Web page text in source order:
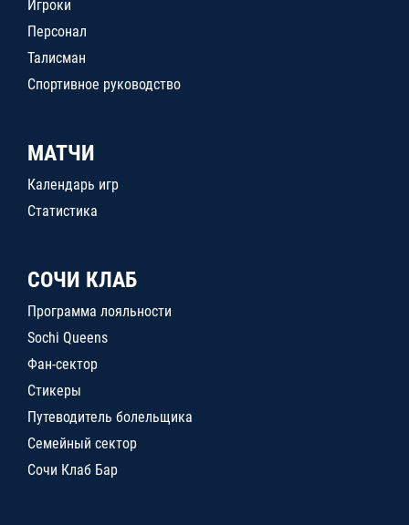
Игроки
Персонал
Талисман
Спортивное руководство
МАТЧИ
Календарь игр
Статистика
СОЧИ КЛАБ
Программа лояльности
Sochi Queens
Фан-сектор
Стикеры
Путеводитель болельщика
Семейный сектор
Сочи Клаб Бар